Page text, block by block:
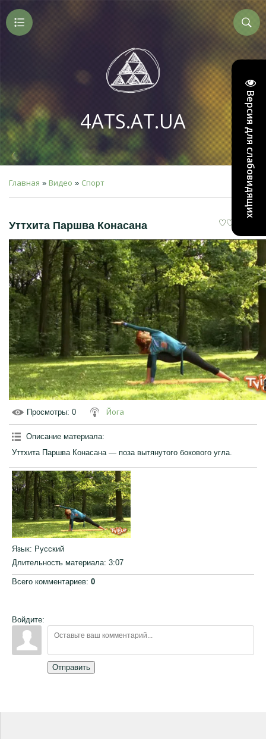
Версия для слабовидящих
4ATS.AT.UA
Главная » Видео » Спорт
Уттхита Паршва Конасана
Просмотры: 0 Йога
Описание материала:
Уттхита Паршва Конасана — поза вытянутого бокового угла.
Язык: Русский
Длительность материала: 3:07
Всего комментариев: 0
Войдите:
Отправить